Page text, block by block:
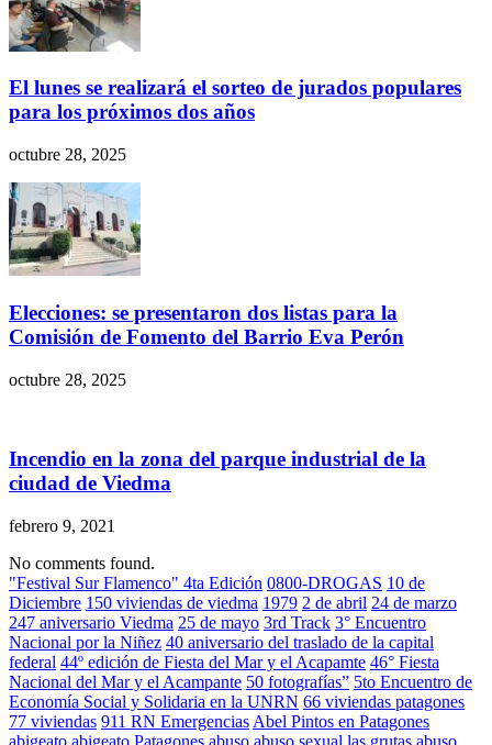
El lunes se realizará el sorteo de jurados populares
para los próximos dos años
octubre 28, 2025
Elecciones: se presentaron dos listas para la
Comisión de Fomento del Barrio Eva Perón
octubre 28, 2025
Incendio en la zona del parque industrial de la
ciudad de Viedma
febrero 9, 2021
No comments found.
"Festival Sur Flamenco" 4ta Edición 0800-DROGAS 10 de
Diciembre 150 viviendas de viedma 1979 2 de abril 24 de marzo
247 aniversario Viedma 25 de mayo 3rd Track 3° Encuentro
Nacional por la Niñez 40 aniversario del traslado de la capital
federal 44º edición de Fiesta del Mar y el Acapamte 46° Fiesta
Nacional del Mar y el Acampante 50 fotografías” 5to Encuentro de
Economía Social y Solidaria en la UNRN 66 viviendas patagones
77 viviendas 911 RN Emergencias Abel Pintos en Patagones
abigeato abigeato Patagones abuso abuso sexual las grutas abuso